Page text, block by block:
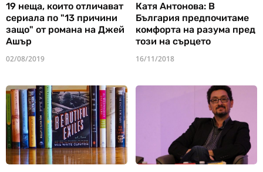
19 неща, които отличават
сериала по "13 причини
защо" от романа на Джей
Ашър
02/08/2019
Катя Антонова: В
България предпочитаме
комфорта на разума пред
този на сърцето
16/11/2018